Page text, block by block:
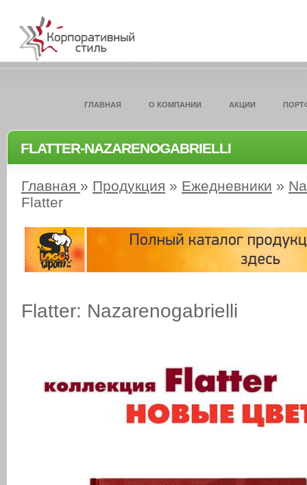
ГЛАВНАЯ О КОМПАНИИ АКЦИИ
FLATTER-NAZARENOGABRIELLI
Главная » Продукция » Ежедневники »
Flatter
Flatter: Nazarenogabrielli